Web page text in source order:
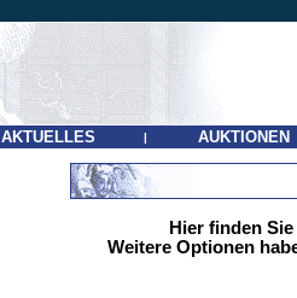
AKTUELLES | AUKTIONEN
Hier finden
Weitere Optionen